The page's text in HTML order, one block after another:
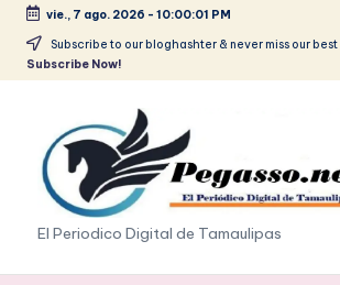
Saltar
vie., 7 ago. 2026 - 10:00:01 PM
Subscribe to our bloghashter & never miss our best
Subscribe Now!
p
e
El Periodico Digital de Tamaulipas